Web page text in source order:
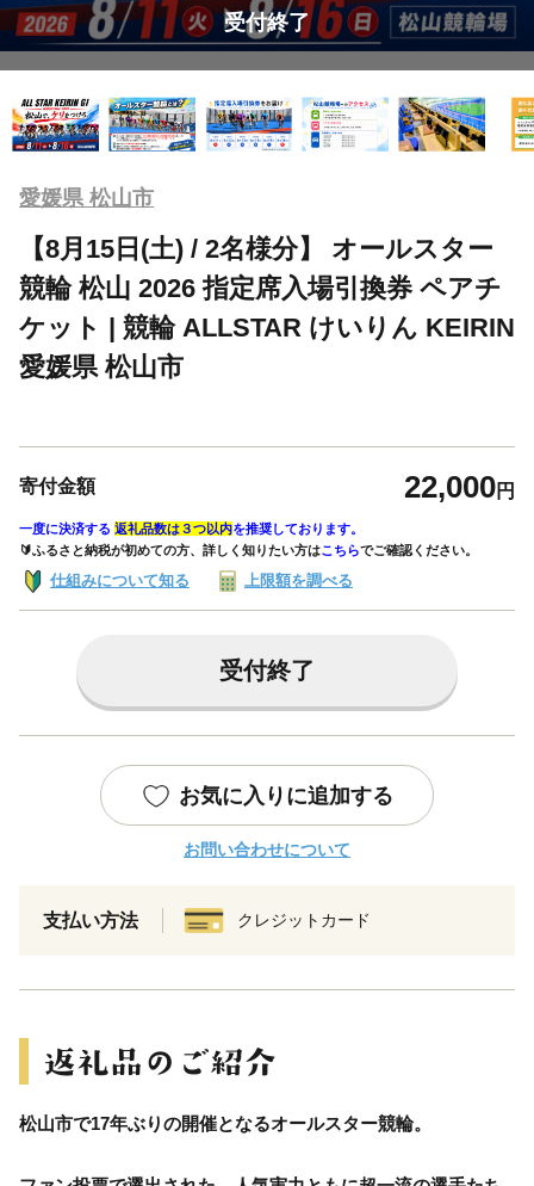
受付終了
愛媛県 松山市
【8月15日(土) / 2名様分】 オールスター
競輪 松山 2026 指定席入場引換券 ペアチ
ケット | 競輪 ALLSTAR けいりん KEIRIN
愛媛県 松山市
寄付金額 22,000円
一度に決済する 返礼品数は３つ以内を推奨しております。
🔰ふるさと納税が初めての方、詳しく知りたい方はこちらでご確認ください。
仕組みについて知る 上限額を調べる
受付終了
お気に入りに追加する
お問い合わせについて
支払い方法 クレジットカード
松山市で17年ぶりの開催となるオールスター競輪。